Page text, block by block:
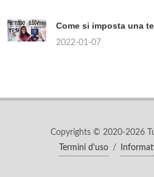
Come si imposta una
2022-01-07
Copyrights © 2020-2026
Termini d'uso
/